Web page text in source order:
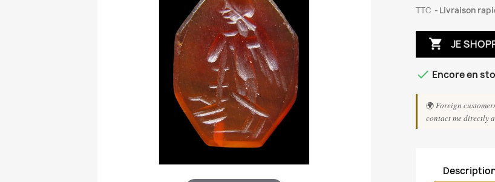
TTC Livraison
 JE
 Encore en
🌍Foreign
contact me directly